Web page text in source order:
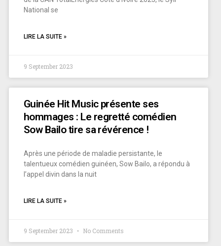
National se
LIRE LA SUITE »
9 September 2023
Guinée Hit Music présente ses
hommages : Le regretté comédien
Sow Bailo tire sa révérence !
Après une période de maladie persistante, le
talentueux comédien guinéen, Sow Bailo, a répondu à
l’appel divin dans la nuit
LIRE LA SUITE »
9 September 2023 No Comments